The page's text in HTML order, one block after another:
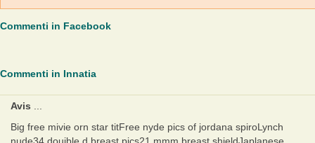
Commenti in Facebook
Commenti in Innatia
Avis
Big free mivie orn star titFree nyde pics of jordana spiroLynch